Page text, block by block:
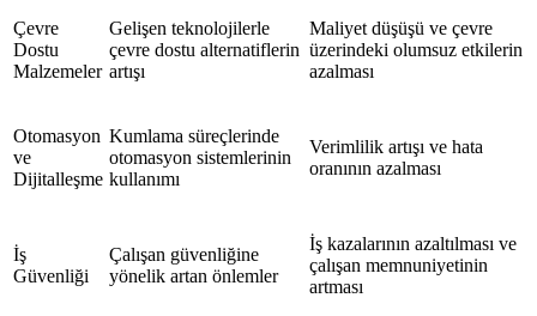
Çevre
Dostu
Malzemeler
Gelişen teknolojilerle
çevre dostu alternatiflerin
artışı
Maliyet düşüşü ve çevre
üzerindeki olumsuz etkilerin
azalması
Otomasyon
ve
Dijitalleşme
Kumlama süreçlerinde
otomasyon sistemlerinin
kullanımı
Verimlilik artışı ve hata
oranının azalması
İş
Güvenliği
Çalışan güvenliğine
yönelik artan önlemler
İş kazalarının azaltılması ve
çalışan memnuniyetinin
artması